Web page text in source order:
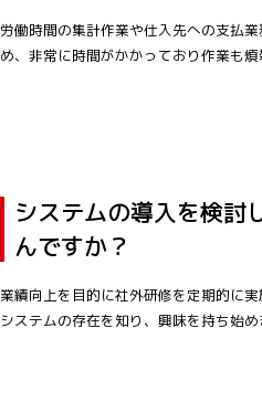
労働時間の集計作業や仕入先への支払
め、非常に時間がかかっており作業も煩
システムの導入を検討
んですか？
業績向上を目的に社外研修を定期的に
システムの存在を知り、興味を持ち始め